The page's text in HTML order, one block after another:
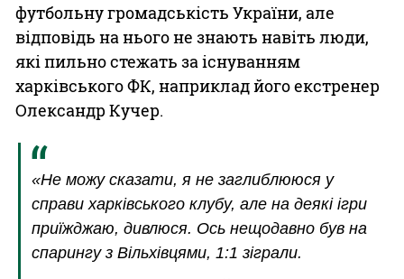
футбольну громадськість України, але
відповідь на нього не знають навіть люди,
які пильно стежать за існуванням
харківського ФК, наприклад його екстренер
Олександр Кучер.
«Не можу сказати, я не заглиблююся у
справи харківського клубу, але на деякі ігри
приїжджаю, дивлюся. Ось нещодавно був на
спарингу з Вільхівцями, 1:1 зіграли.